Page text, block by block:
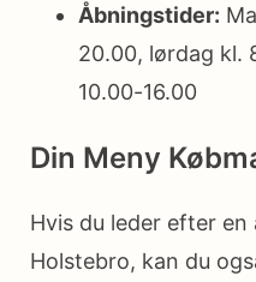
Åbningstider:
20.00, lørdag kl.
10.00-16.00
Din Meny
Hvis du leder efter
Holstebro, kan du